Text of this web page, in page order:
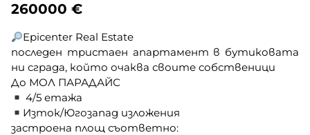
260000 €
Epicenter Real Estate
последен тристаен апартамент в бутиковата
ни сграда, който очаква своите собственици
До МОЛ ПАРАДАЙС
4/5 етажа
Изток/Югозапад изложения
застроена площ съответно: